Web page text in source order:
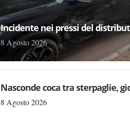
Incidente nei pressi del
8 Agosto 2026
Nasconde coca tra sterpaglie,
8 Agosto 2026